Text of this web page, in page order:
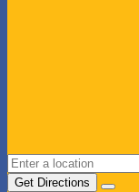
Get Directions